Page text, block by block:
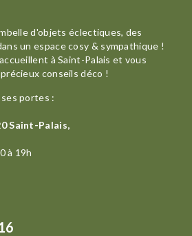
d'objets éclectiques, des
un espace cosy & sympathique !
à Saint-Palais et vous
conseils déco !
portes :
Saint-Palais,
à 19h